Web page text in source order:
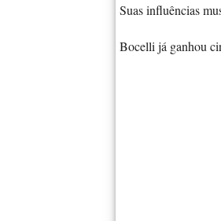
Suas influências
Bocelli já ganhou